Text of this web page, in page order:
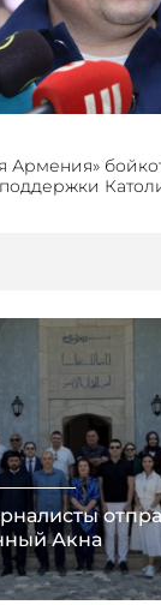
Армения»
Акна